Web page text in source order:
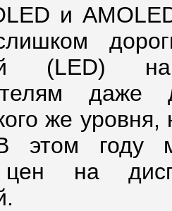
и
(LED)
же
этом году
на